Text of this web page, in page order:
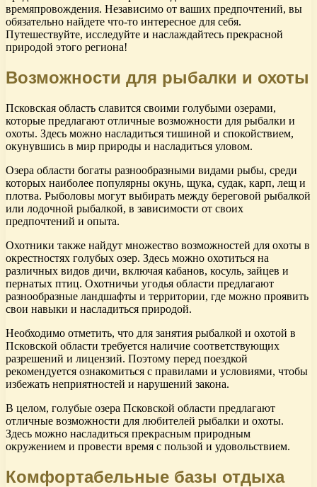
времяпровождения. Независимо от ваших предпочтений, вы
обязательно найдете что-то интересное для себя.
Путешествуйте, исследуйте и наслаждайтесь прекрасной
природой этого региона!
Возможности для рыбалки и охоты
Псковская область славится своими голубыми озерами,
которые предлагают отличные возможности для рыбалки и
охоты. Здесь можно насладиться тишиной и спокойствием,
окунувшись в мир природы и насладиться уловом.
Озера области богаты разнообразными видами рыбы, среди
которых наиболее популярны окунь, щука, судак, карп, лещ и
плотва. Рыболовы могут выбирать между береговой рыбалкой
или лодочной рыбалкой, в зависимости от своих
предпочтений и опыта.
Охотники также найдут множество возможностей для охоты в
окрестностях голубых озер. Здесь можно охотиться на
различных видов дичи, включая кабанов, косуль, зайцев и
пернатых птиц. Охотничьи угодья области предлагают
разнообразные ландшафты и территории, где можно проявить
свои навыки и насладиться природой.
Необходимо отметить, что для занятия рыбалкой и охотой в
Псковской области требуется наличие соответствующих
разрешений и лицензий. Поэтому перед поездкой
рекомендуется ознакомиться с правилами и условиями, чтобы
избежать неприятностей и нарушений закона.
В целом, голубые озера Псковской области предлагают
отличные возможности для любителей рыбалки и охоты.
Здесь можно насладиться прекрасным природным
окружением и провести время с пользой и удовольствием.
Комфортабельные базы отдыха